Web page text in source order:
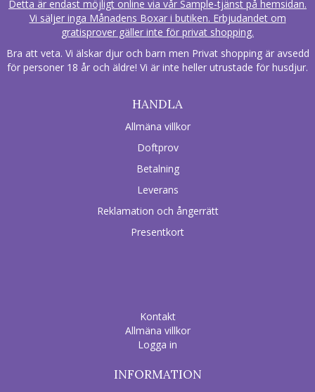
Detta är endast möjligt online via vår Sample-tjänst på hemsidan.
Vi säljer inga Månadens Boxar i butiken. Erbjudandet om
gratisprover gäller inte för privat shopping.
Bra att veta. Vi älskar djur och barn men Privat shopping är avsedd
för personer 18 år och äldre! Vi är inte heller utrustade för husdjur.
HANDLA
Allmäna villkor
Doftprov
Betalning
Leverans
Reklamation och ångerrätt
Presentkort
Kontakt
Allmäna villkor
Logga in
INFORMATION